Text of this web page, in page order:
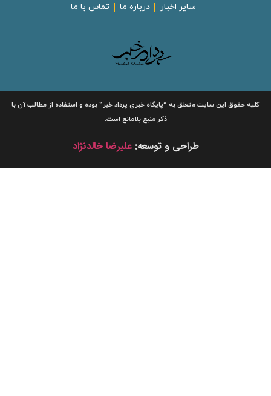
سایر اخبار درباره ما تماس با ما
کلیه حقوق این سایت متعلق به“پایگاه خبریپرداد خبر”بوده و استفاده از مطالب آن با
ذکر منبع بلامانع است.
طراحی و توسعه:علیرضا خالدنژاد